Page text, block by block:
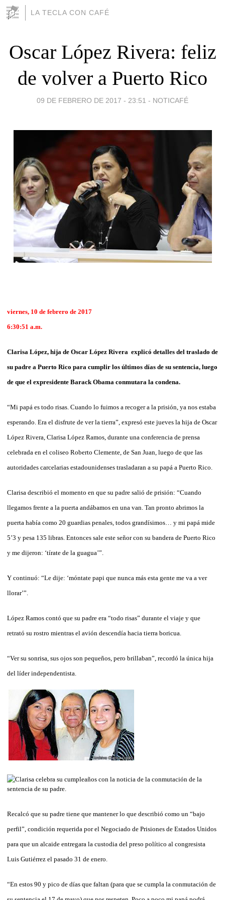
LA TECLA CON CAFÉ
Oscar López Rivera: feliz
de volver a Puerto Rico
09 DE FEBRERO DE 2017 - 23:51 - NOTICAFÉ
viernes, 10 de febrero de 2017
6:30:51 a.m.
Clarisa López, hija de Oscar López Rivera explicó detalles del traslado de
su padre a Puerto Rico para cumplir los últimos días de su sentencia, luego
de que el expresidente Barack Obama conmutara la condena.
“Mi papá es todo risas. Cuando lo fuimos a recoger a la prisión, ya nos estaba
esperando. Era el disfrute de ver la tierra”, expresó este jueves la hija de Oscar
López Rivera, Clarisa López Ramos, durante una conferencia de prensa
celebrada en el coliseo Roberto Clemente, de San Juan, luego de que las
autoridades carcelarias estadounidenses trasladaran a su papá a Puerto Rico.
Clarisa describió el momento en que su padre salió de prisión: “Cuando
llegamos frente a la puerta andábamos en una van. Tan pronto abrimos la
puerta había como 20 guardias penales, todos grandísimos… y mi papá mide
5’3 y pesa 135 libras. Entonces sale este señor con su bandera de Puerto Rico
y me dijeron: ‘tírate de la guagua’”.
Y continuó: “Le dije: ‘móntate papi que nunca más esta gente me va a ver
llorar’”.
López Ramos contó que su padre era “todo risas” durante el viaje y que
retrató su rostro mientras el avión descendía hacia tierra boricua.
“Ver su sonrisa, sus ojos son pequeños, pero brillaban”, recordó la única hija
del líder independentista.
Recalcó que su padre tiene que mantener lo que describió como un “bajo
perfil”, condición requerida por el Negociado de Prisiones de Estados Unidos
para que un alcaide entregara la custodia del preso político al congresista
Luis Gutiérrez el pasado 31 de enero.
“En estos 90 y pico de días que faltan (para que se cumpla la conmutación de